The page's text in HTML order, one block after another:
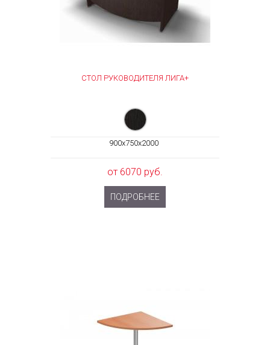
СТОЛ РУКОВОДИТЕЛЯ ЛИГА+
900x750x2000
от 6070 руб.
ПОДРОБНЕЕ